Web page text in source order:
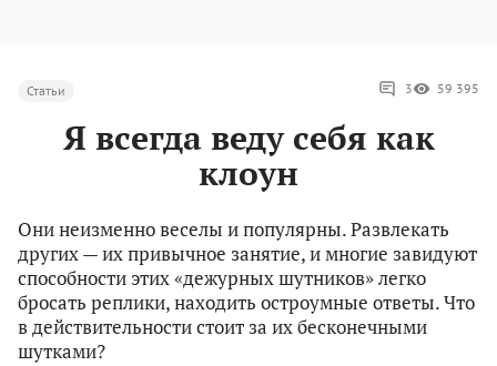
Статьи 3 59 395
Я всегда веду себя как
клоун
Они неизменно веселы и популярны. Развлекать
других — их привычное занятие, и многие завидуют
способности этих «дежурных шутников» легко
бросать реплики, находить остроумные ответы. Что
в действительности стоит за их бесконечными
шутками?